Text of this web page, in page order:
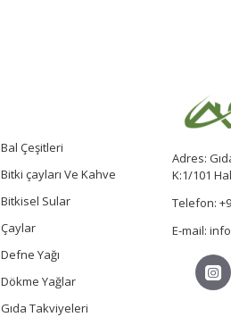
Bal Çeşitleri
Bitki çayları Ve Kahve
Bitkisel Sular
Çaylar
Defne Yağı
Dökme Yağlar
Gıda Takviyeleri
Adres:
K:1/101
Telefon:
E-mail: